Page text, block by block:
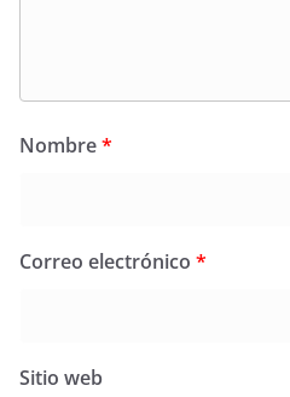
Nombre*
Correo electrónico *
Sitio web